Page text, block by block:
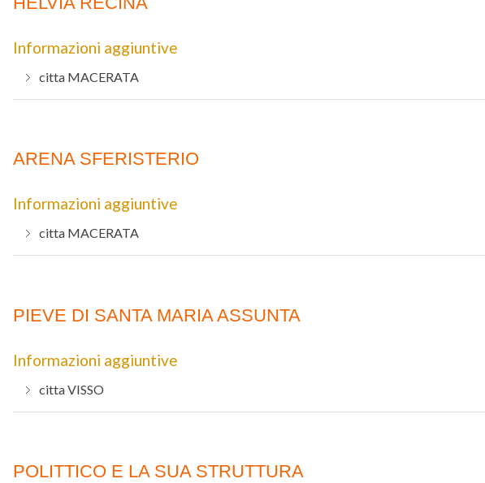
Informazioni aggiuntive
citta MACERATA
ARENA SFERISTERIO
Informazioni aggiuntive
citta MACERATA
PIEVE DI SANTA MARIA ASSUNTA
Informazioni aggiuntive
cittaVISSO
POLITTICO E LA SUA STRUTTURA